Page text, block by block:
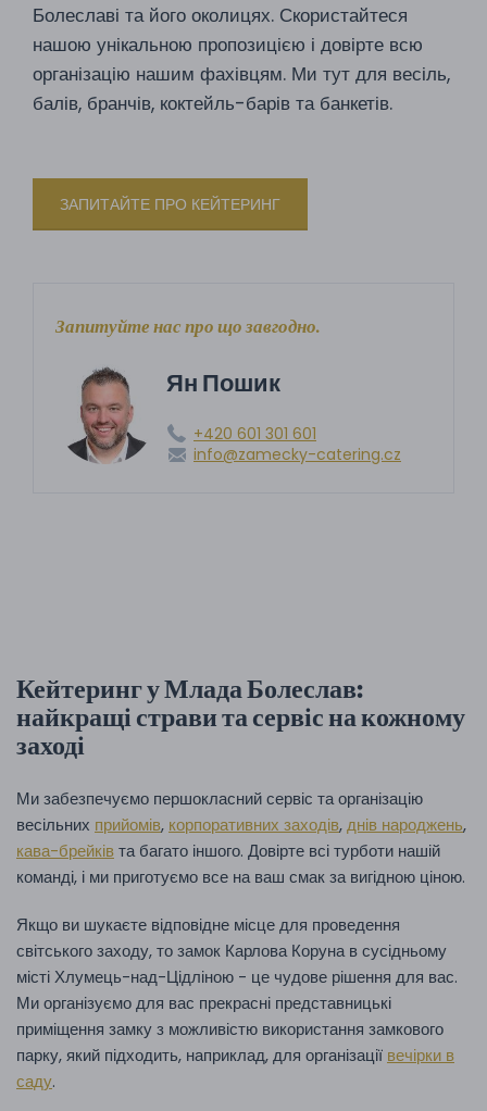
Болеславі та його околицях. Скористайтеся
нашою унікальною пропозицією і довірте всю
організацію нашим фахівцям. Ми тут для весіль,
балів, бранчів, коктейль-барів та банкетів.
ЗАПИТАЙТЕ ПРО КЕЙТЕРИНГ
Запитуйте нас про що завгодно.
Ян Пошик
+420 601 301 601
info@zamecky-catering.cz
Кейтеринг у Млада Болеслав:
найкращі страви та сервіс на кожному
заході
Ми забезпечуємо першокласний сервіс та організацію
весільних прийомів, корпоративних заходів,днів народжень,
кава-брейківта багато іншого. Довірте всі турботи нашій
команді, і ми приготуємо все на ваш смак за вигідною ціною.
Якщо ви шукаєте відповідне місце для проведення
світського заходу, то замок Карлова Коруна в сусідньому
місті Хлумець-над-Цідліною - це чудове рішення для вас.
Ми організуємо для вас прекрасні представницькі
приміщення замку з можливістю використання замкового
парку, який підходить, наприклад, для організації вечірки в
саду.